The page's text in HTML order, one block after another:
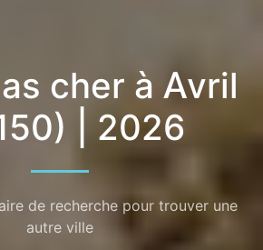
cher à Avril
| 2026
de recherche pour trouver une
autre ville